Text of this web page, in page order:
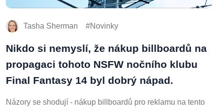
Tasha Sherman Novinky
Nikdo si nemyslí, že nákup billboardů na
propagaci tohoto NSFW nočního klubu
Final Fantasy 14 byl dobrý nápad.
Názory se shodují - nákup billboardů pro reklamu na tento